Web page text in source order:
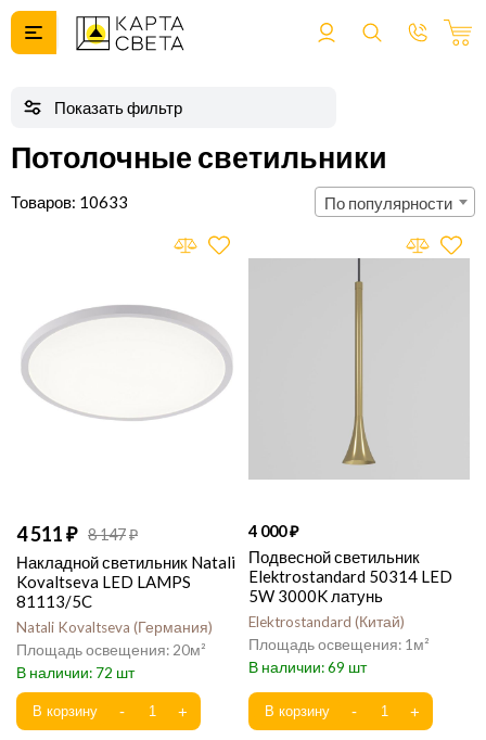
Потолочные светильники
10633 По популярности
4 511 8 147
Накладной светильник Natali
Kovaltseva LED LAMPS
81113/5C
Natali Kovaltseva Германия
20
72
4 000
Подвесной светильник
Elektrostandard 50314 LED
5W 3000K латунь
Elektrostandard Китай
1
69